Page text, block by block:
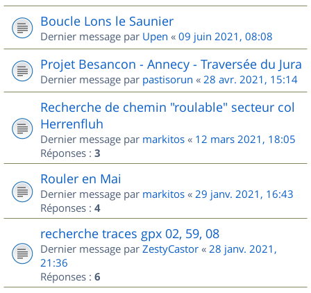
Boucle Lons le Saunier
Dernier message par Upen « 09 juin 2021, 08:08
Projet Besancon - Annecy - Traversée du Jura
Dernier message par pastisorun « 28 avr. 2021, 15:14
Recherche de chemin "roulable" secteur col
Herrenfluh
Dernier message par markitos « 12 mars 2021, 18:05
Réponses : 3
Rouler en Mai
Dernier message par markitos « 29 janv. 2021, 16:43
Réponses : 4
recherche traces gpx 02, 59, 08
Dernier message par ZestyCastor « 28 janv. 2021,
21:36
Réponses : 6